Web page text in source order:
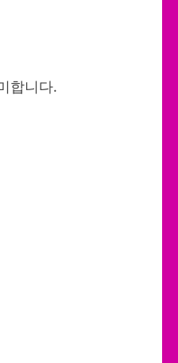
합니다.